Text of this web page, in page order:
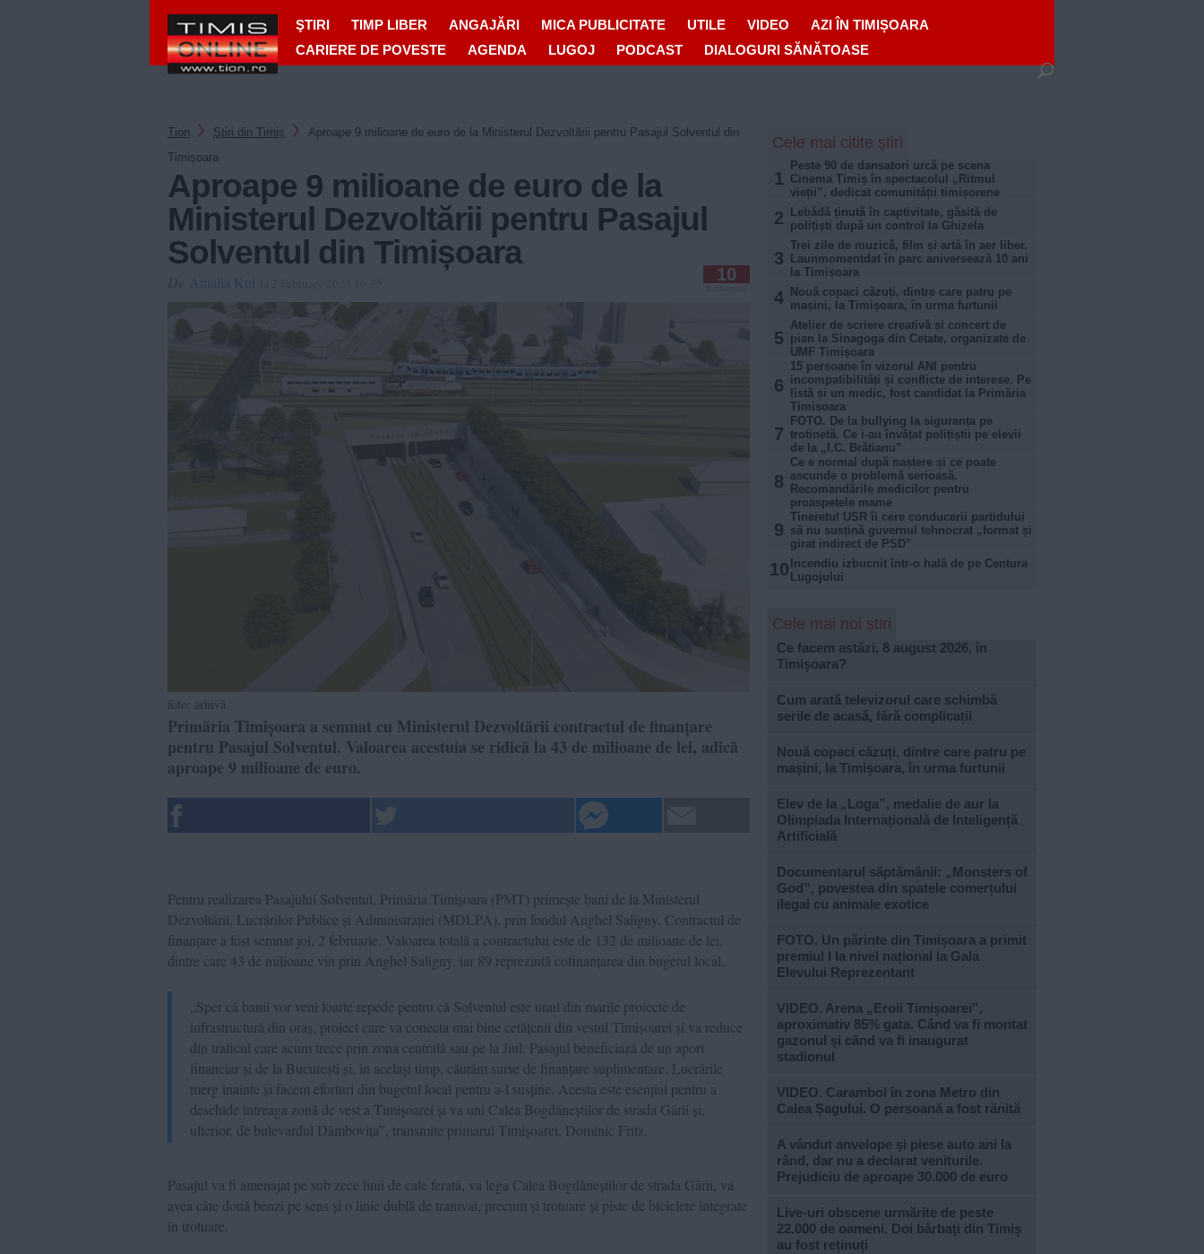
ŞTIRI TIMP LIBER ANGAJĂRI MICA PUBLICITATE UTILE VIDEO
AZI ÎN TIMIȘOARA
CARIERE DE POVESTE
AGENDA LUGOJ PODCAST DIALOGURI SĂNĂTOASE
Tion Ştiri din Timiș
Aproape 9 milioane de euro de la Ministerul Dezvoltării pentru Pasajul Solventul din
Timișoara
Aproape 9 milioane de euro de la
Ministerul Dezvoltării pentru Pasajul
Solventul din Timișoara
Amalia Kui 10
foto: arhivă
Primăria Timișoara a semnat cu Ministerul Dezvoltării contractul de finanțare
pentru Pasajul Solventul. Valoarea acestuia se ridică la 43 de milioane de lei, adică
aproape 9 milioane de euro.
Pentru realizarea Pasajului Solventul, Primăria Timișoara (PMT) primește bani de la Ministerul
Dezvoltării, Lucrărilor Publice și Administrației (MDLPA), prin fondul Anghel Saligny. Contractul de
finanțare a fost semnat joi, 2 februarie. Valoarea totală a contractului este de 132 de milioane de lei,
dintre care 43 de milioane vin prin Anghel Saligny, iar 89 reprezintă cofinanțarea din bugetul local.
„Sper că banii vor veni foarte repede pentru că Solventul este unul din marile proiecte de
infrastructură din oraș, proiect care va conecta mai bine cetățenii din vestul Timișoarei și va reduce
din traficul care acum trece prin zona centrală sau pe la Jiul. Pasajul beneficiază de un aport
financiar și de la București și, în același timp, căutăm surse de finanțare suplimentare. Lucrările
merg înainte și facem eforturi din bugetul local pentru a-l susține. Acesta este esențial pentru a
deschide întreaga zonă de vest a Timișoarei și va uni Calea Bogdăneștilor de strada Gării și,
ulterior, de bulevardul Dâmbovița”, transmite primarul Timișoarei, Dominic Fritz.
Pasajul va fi amenajat pe sub zece linii de cale ferată, va lega Calea Bogdăneștilor de strada Gării, va
avea câte două benzi pe sens și o linie dublă de tramvai, precum și trotuare și piste de biciclete integrate
în trotuare.
Cele mai citite știri
1
Peste 90 de dansatori urcă pe scena
Cinema Timiș în spectacolul „Ritmul
vieții”, dedicat comunității timișorene
2
Lebădă ținută în captivitate, găsită de
polițiști după un control la Ghizela
3
Trei zile de muzică, film și artă în aer liber.
Launmomentdat în parc aniversează 10 ani
la Timișoara
4
Nouă copaci căzuți, dintre care patru pe
mașini, la Timișoara, în urma furtunii
5
Atelier de scriere creativă și concert de
pian la Sinagoga din Cetate, organizate de
UMF Timișoara
6
15 persoane în vizorul ANI pentru
incompatibilități și conflicte de interese. Pe
listă și un medic, fost candidat la Primăria
Timișoara
7
FOTO. De la bullying la siguranța pe
trotinetă. Ce i-au învățat polițiștii pe elevii
de la „I.C. Brătianu”
8
Ce e normal după naștere și ce poate
ascunde o problemă serioasă.
Recomandările medicilor pentru
proaspetele mame
9
Tineretul USR îi cere conducerii partidului
să nu susțină guvernul tehnocrat „format și
girat indirect de PSD”
10 Incendiu izbucnit într-o hală de pe Centura
Lugojului
Cele mai noi știri
Ce facem astăzi, 8 august 2026, în
Timișoara?
Cum arată televizorul care schimbă
serile de acasă, fără complicații
Nouă copaci căzuți, dintre care patru pe
mașini, la Timișoara, în urma furtunii
Elev de la „Loga”, medalie de aur la
Olimpiada Internațională de Inteligență
Artificială
Documentarul săptămânii: „Monsters of
God”, povestea din spatele comerțului
ilegal cu animale exotice
FOTO. Un părinte din Timișoara a primit
premiul I la nivel național la Gala
Elevului Reprezentant
VIDEO. Arena „Eroii Timișoarei”,
aproximativ 85% gata. Când va fi montat
gazonul și când va fi inaugurat
stadionul
VIDEO. Carambol în zona Metro din
Calea Șagului. O persoană a fost rănită
A vândut anvelope și piese auto ani la
rând, dar nu a declarat veniturile.
Prejudiciu de aproape 30.000 de euro
Live-uri obscene urmărite de peste
22.000 de oameni. Doi bărbați din Timiș
au fost reținuți